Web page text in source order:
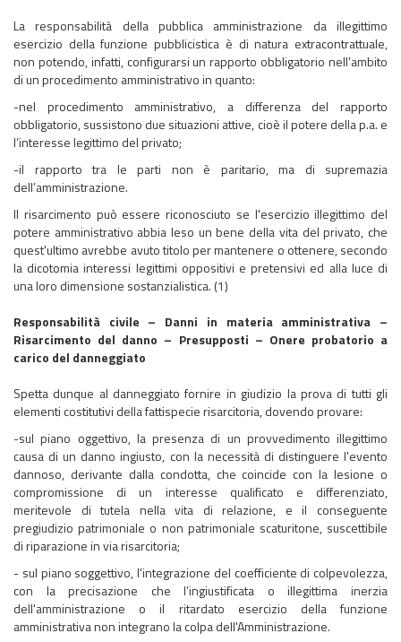
La responsabilità della pubblica amministrazione da illegittimo
esercizio della funzione pubblicistica è di natura extracontrattuale,
non potendo, infatti, configurarsi un rapporto obbligatorio nell’ambito
di un procedimento amministrativo in quanto:
-nel procedimento amministrativo, a differenza del rapporto
obbligatorio, sussistono due situazioni attive, cioè il potere della p.a. e
l’interesse legittimo del privato;
-il rapporto tra le parti non è paritario, ma di supremazia
dell’amministrazione.
Il risarcimento può essere riconosciuto se l'esercizio illegittimo del
potere amministrativo abbia leso un bene della vita del privato, che
quest'ultimo avrebbe avuto titolo per mantenere o ottenere, secondo
la dicotomia interessi legittimi oppositivi e pretensivi ed alla luce di
una loro dimensione sostanzialistica. (1)
Responsabilità civile – Danni in materia amministrativa –
Risarcimento del danno – Presupposti – Onere probatorio a
carico del danneggiato
Spetta dunque al danneggiato fornire in giudizio la prova di tutti gli
elementi costitutivi della fattispecie risarcitoria, dovendo provare:
-sul piano oggettivo, la presenza di un provvedimento illegittimo
causa di un danno ingiusto, con la necessità di distinguere l'evento
dannoso, derivante dalla condotta, che coincide con la lesione o
compromissione di un interesse qualificato e differenziato,
meritevole di tutela nella vita di relazione, e il conseguente
pregiudizio patrimoniale o non patrimoniale scaturitone, suscettibile
di riparazione in via risarcitoria;
- sul piano soggettivo, l'integrazione del coefficiente di colpevolezza,
con la precisazione che l’ingiustificata o illegittima inerzia
dell'amministrazione o il ritardato esercizio della funzione
amministrativa non integrano la colpa dell'Amministrazione.